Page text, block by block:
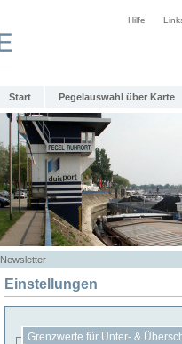
Hilfe
Start Pegelauswahl über Karte
Newsletter
Einstellungen
Grenzwerte für Unter- &